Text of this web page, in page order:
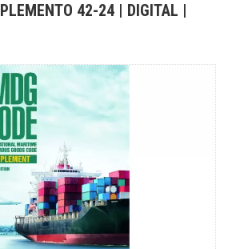
42-24 | DIGITAL |